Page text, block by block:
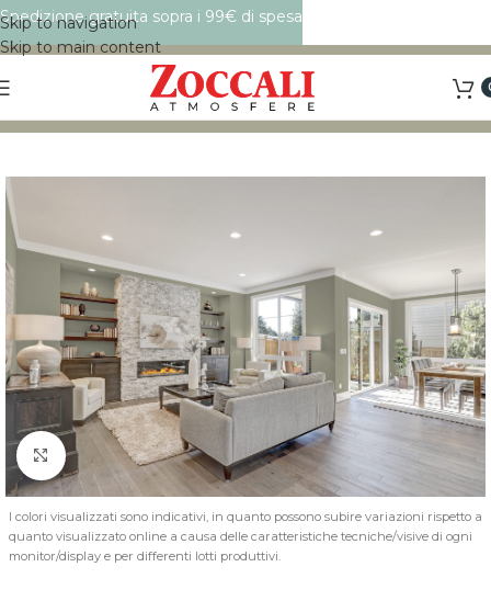
Skip to navigation
Skip to main content
Click to enlarge
I colori visualizzati sono indicativi, in quanto possono subire variazioni rispetto a
quanto visualizzato online a causa delle caratteristiche tecniche/visive di ogni
monitor/display e per differenti lotti produttivi.
Spedizione gratuita sopra i 99€ di spesa